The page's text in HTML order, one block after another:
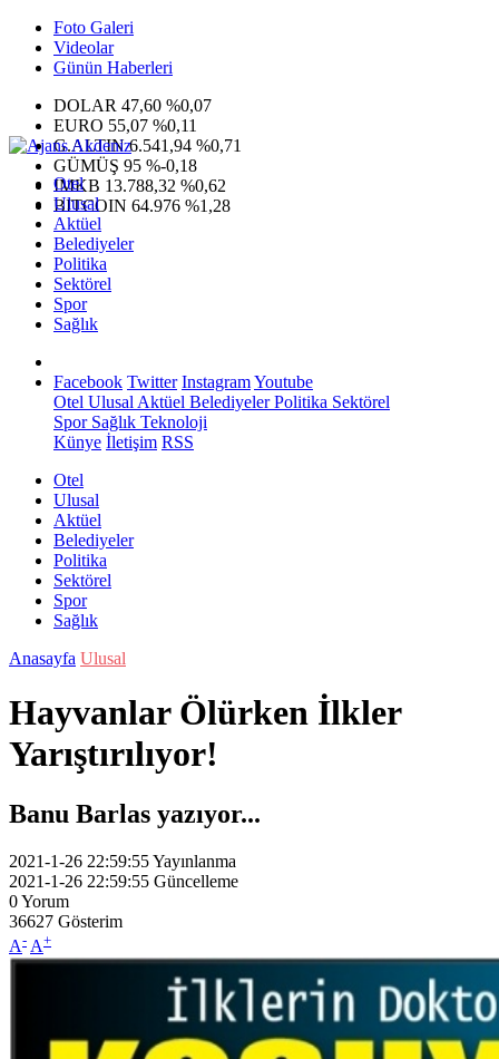
Foto Galeri
Videolar
Günün Haberleri
DOLAR 47,60 %0,07
EURO 55,07 %0,11
G.ALTIN6.541,94 %0,71
GÜMÜŞ 95 %-0,18
IMKB 13.788,32 %0,62
BITCOIN 64.976 %1,28
Otel
Ulusal
Aktüel
Belediyeler
Politika
Sektörel
Spor
Sağlık
Facebook Twitter InstagramYoutube
Otel Ulusal Aktüel BelediyelerPolitika Sektörel
SporSağlık Teknoloji
Künye İletişim RSS
Otel
Ulusal
Aktüel
Belediyeler
Politika
Sektörel
Spor
Sağlık
Anasayfa Ulusal
Hayvanlar Ölürken İlkler
Yarıştırılıyor!
Banu Barlas yazıyor...
2021-1-26 22:59:55Yayınlanma
2021-1-26 22:59:55 Güncelleme
0Yorum
36627 Gösterim
A- A+